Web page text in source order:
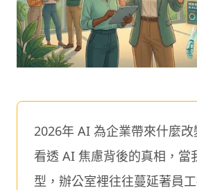
2026年 AI 為企業帶來什麼
看透 AI 焦慮背後的真相，當
型，辦公室裡往往蔓延著員